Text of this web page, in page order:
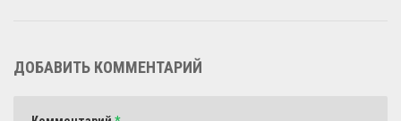
ДОБАВИТЬ КОММЕНТАРИЙ